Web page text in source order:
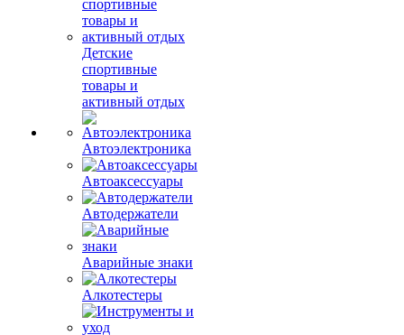
Детские
спортивные
товары и
активный отдых
Автоэлектроника
Автоаксессуары
Автодержатели
Аварийные знаки
Алкотестеры